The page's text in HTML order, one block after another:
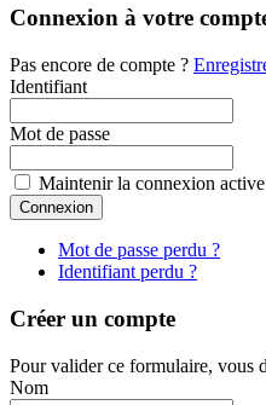
Connexion à votre
Pas encore de compte ?
Identifiant
Mot de passe
Maintenir la connexion
Mot de passe perdu ?
Identifiant perdu ?
Créer un compte
Pour valider ce formulaire, vous
Nom